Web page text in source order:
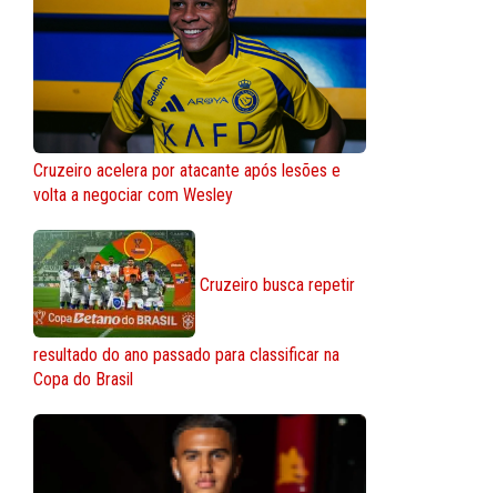
Cruzeiro acelera por atacante após lesões e
volta a negociar com Wesley
Cruzeiro busca repetir
resultado do ano passado para classificar na
Copa do Brasil